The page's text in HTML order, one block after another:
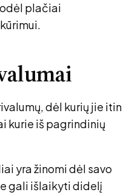
plačiai
dėl kurių jie itin
kurie iš pagrindinių
yra žinomi dėl savo
gali išlaikyti didelį